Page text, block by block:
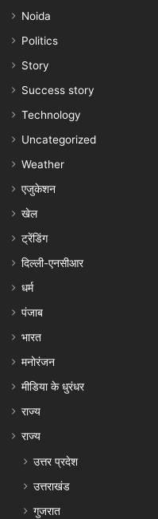
Noida
Politics
Story
Success story
Technology
Uncategorized
Weather
एजुकेशन
खेल
ट्रेंडिंग
दिल्ली-एनसीआर
धर्म
पंजाब
भारत
मनोरंजन
मीडिया के धुरंधर
राज्य
राज्य
उत्तर प्रदेश
उत्तराखंड
गुजरात